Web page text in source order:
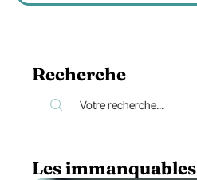
Recherche
Les immanquables